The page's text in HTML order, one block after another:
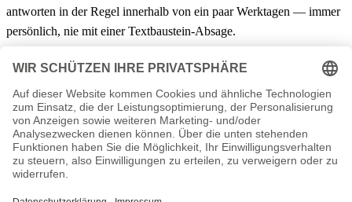
antworten in der Regel innerhalb von ein paar Werktagen — immer
persönlich, nie mit einer Textbaustein-Absage.
Initiativbewerbung senden →
Ihr IT-Dienstleister aus Thüringen. Hosting, Server, Support und
individuelle Lösungen seit 2003.